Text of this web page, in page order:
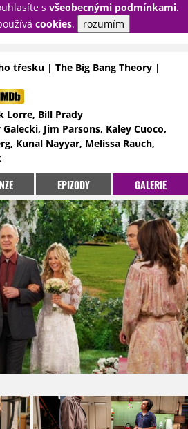
s všeobecnými podmínkami.
cookies. rozumím
PŘIHLÁSIT
třesku | The Big Bang Theory |
Lorre, Bill Prady
Galecki, Jim Parsons, Kaley Cuoco,
Kunal Nayyar, Melissa Rauch,
EPIZODY GALERIE